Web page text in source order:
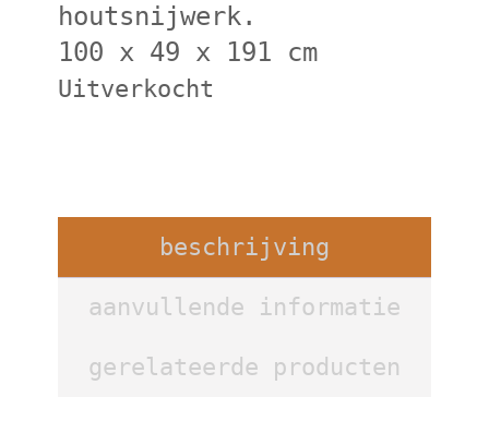
houtsnijwerk.
100 x 49 x 191 cm
Uitverkocht
beschrijving
aanvullende informatie
gerelateerde producten